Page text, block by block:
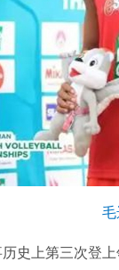
毛
上第三次登上